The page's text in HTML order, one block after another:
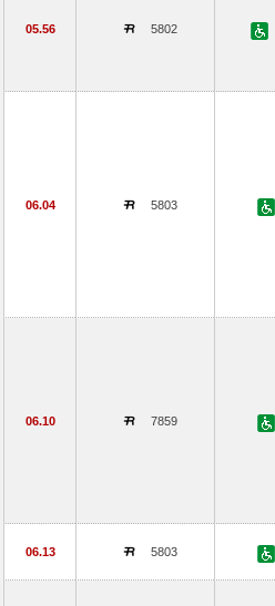
05.56 5802
06.04 5803
06.10 7859
06.13 5803